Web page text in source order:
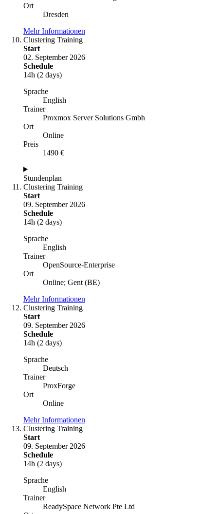
Ort
Dresden
Mehr Informationen
Clustering Training
Start
02. September 2026
Schedule
14h (2 days)
Sprache
English
Trainer
Proxmox Server Solutions Gmbh
Ort
Online
Preis
1490 €
Stundenplan
Clustering Training
Start
09. September 2026
Schedule
14h (2 days)
Sprache
English
Trainer
OpenSource-Enterprise
Ort
Online; Gent (BE)
Mehr Informationen
Clustering Training
Start
09. September 2026
Schedule
14h (2 days)
Sprache
Deutsch
Trainer
ProxForge
Ort
Online
Mehr Informationen
Clustering Training
Start
09. September 2026
Schedule
14h (2 days)
Sprache
English
Trainer
ReadySpace Network Pte Ltd